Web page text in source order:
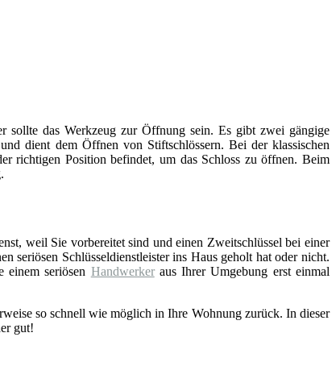
sollte das Werkzeug zur Öffnung sein. Es gibt zwei gängige
dient dem Öffnen von Stiftschlössern. Bei der klassischen
richtigen Position befindet, um das Schloss zu öffnen. Beim
weil Sie vorbereitet sind und einen Zweitschlüssel bei einer
seriösen Schlüsseldienstleister ins Haus geholt hat oder nicht.
seriösen Handwerkeraus Ihrer Umgebung erst einmal
so schnell wie möglich in Ihre Wohnung zurück. In dieser
gut!